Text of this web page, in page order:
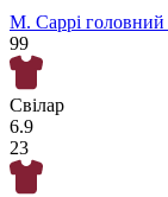
М. Саррі головний
99
Свілар
6.9
23